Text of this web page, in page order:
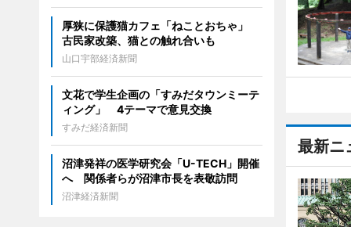
最新ニ
厚狭に保護猫カフェ「ねことおちゃ」
古民家改築、猫との触れ合いも
山口宇部経済新聞
文花で学生企画の「すみだタウンミーテ
ィング」 4テーマで意見交換
すみだ経済新聞
沼津発祥の医学研究会「U-TECH」開催
へ 関係者らが沼津市長を表敬訪問
沼津経済新聞